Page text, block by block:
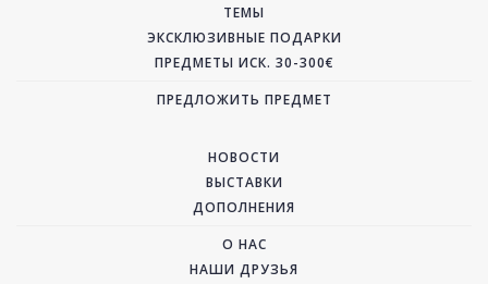
ТЕМЫ
ЭКСКЛЮЗИВНЫЕ ПОДАРКИ
ПРЕДМЕТЫ ИСК. 30-300€
ПРЕДЛОЖИТЬ ПРЕДМЕТ
НОВОСТИ
ВЫСТАВКИ
ДОПОЛНЕНИЯ
О НАС
НАШИ ДРУЗЬЯ